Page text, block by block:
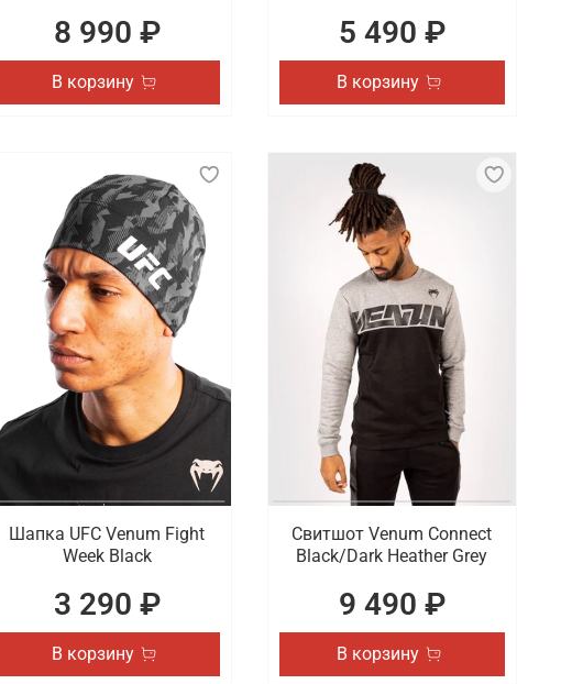
8 990 ₽
В корзину
5 490 ₽
В корзину
Шапка UFC Venum Fight
Week Black
3 290 ₽
В корзину
Свитшот Venum Connect
Black/Dark Heather Grey
9 490 ₽
В корзину